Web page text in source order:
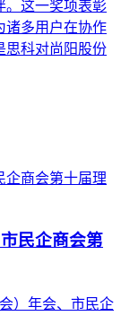
。这一奖项表彰
诸多用户在协作
思科对尚阳股份
民企商会第
）年会、市民企